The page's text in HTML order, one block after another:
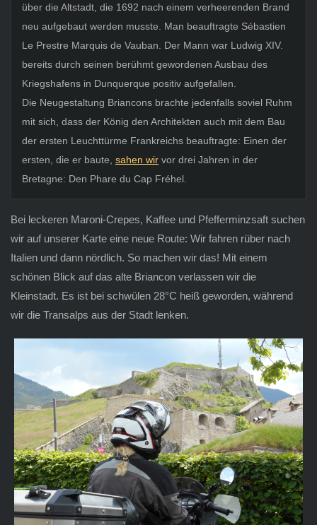
über die Altstadt, die 1692 nach einem verheerenden Brand
neu aufgebaut werden musste. Man beauftragte Sébastien
Le Prestre Marquis de Vauban. Der Mann war Ludwig XIV.
bereits durch seinen berühmt gewordenen Ausbau des
Kriegshafens in Dunquerque positiv aufgefallen.
Die Neugestaltung Briancons brachte jedenfalls soviel Ruhm
mit sich, dass der König den Architekten auch mit dem Bau
der ersten Leuchttürme Frankreichs beauftragte: Einen der
ersten, die er baute, sahen wirvor drei Jahren in der
Bretagne: Den Phare du Cap Fréhel.
Bei leckeren Maroni-Crepes, Kaffee und Pfefferminzsaft suchen
wir auf unserer Karte eine neue Route: Wir fahren rüber nach
Italien und dann nördlich. So machen wir das! Mit einem
schönen Blick auf das alte Briancon verlassen wir die
Kleinstadt. Es ist bei schwülen 28°C heiß geworden, während
wir die Transalps aus der Stadt lenken.